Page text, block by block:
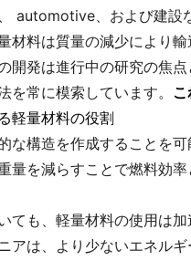
automotive、および建設
材料は質量の減少により
開発は進行中の研究の焦
を常に模索しています。
軽量材料の役割
な構造を作成することを
量を減らすことで燃料効
ても、軽量材料の使用は
アは、より少ないエネル